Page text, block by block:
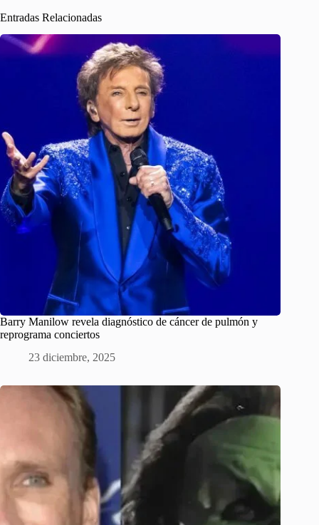
Entradas Relacionadas
Barry Manilow revela diagnóstico de cáncer de pulmón y
reprograma conciertos
23 diciembre, 2025